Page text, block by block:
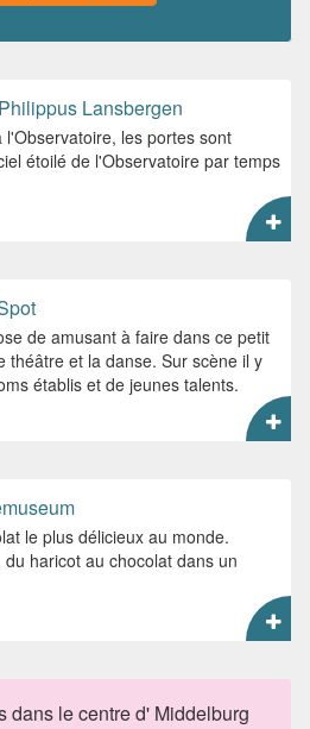
Lansbergen
les portes sont
étoilé de l'Observatoire par temps
de amusant à faire dans ce petit
théâtre et la danse. Sur scène il y
établis et de jeunes talents.
le plus délicieux au monde.
haricot au chocolat dans un
dans le centre d' Middelburg